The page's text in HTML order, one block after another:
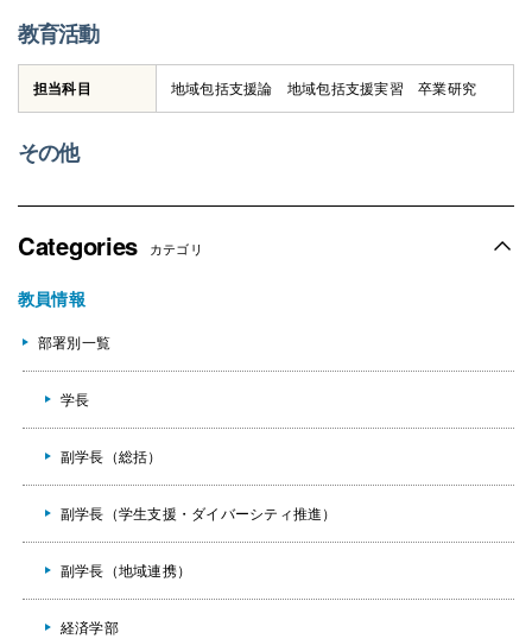
教育活動
担当科目 地域包括支援論 地域包括支援実習 卒業研究
同研究等に応じ
その他
Categories カテゴリ
教員情報
部署別一覧
学長
副学長（総括）
副学長（学生支援・ダイバーシティ推進）
副学長（地域連携）
経済学部